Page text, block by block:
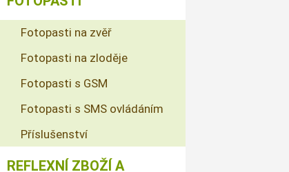
Fotopasti na zvěř
Fotopasti na zloděje
Fotopasti s GSM
Fotopasti s SMS ovládáním
Příslušenství
REFLEXNÍ ZBOŽÍ A